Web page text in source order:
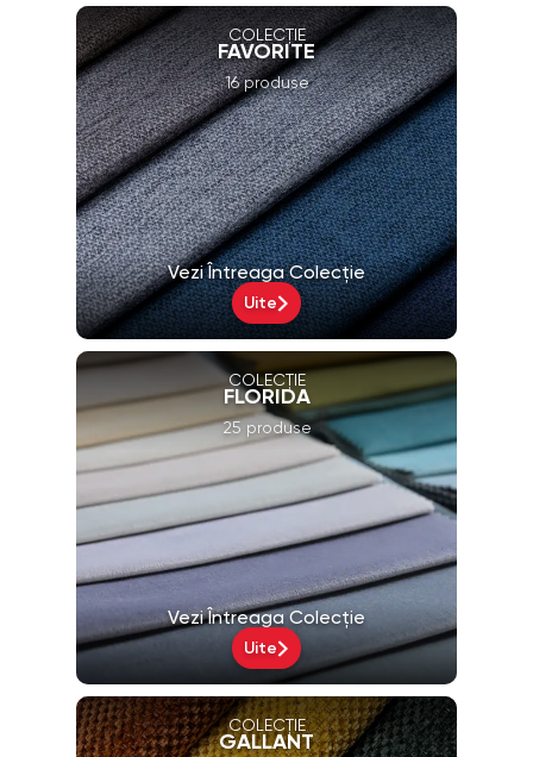
COLECȚIE
FAVORITE
16 produse
Vezi Întreaga Colecție
Uite
COLECȚIE
FLORIDA
25 produse
Vezi Întreaga Colecție
Uite
COLECȚIE
GALLANT